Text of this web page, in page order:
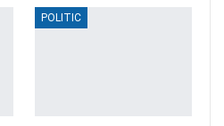
POLITIC